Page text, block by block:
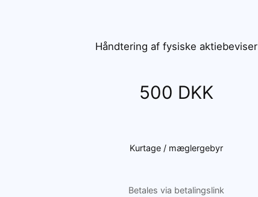
Håndtering af fysiske aktiebeviser
500 DKK
Kurtage / mæglergebyr
Betales via betalingslink